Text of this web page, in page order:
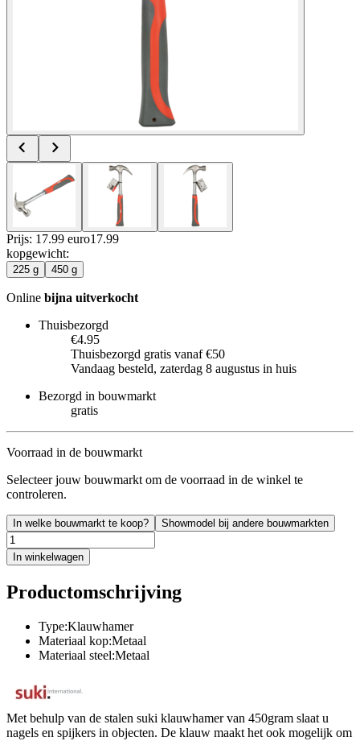
Prijs: 17.99 euro17.99
kopgewicht:
225 g 450 g
Online bijna uitverkocht
Thuisbezorgd
€4.95
Thuisbezorgd gratis vanaf €50
Vandaag besteld, zaterdag 8 augustus in huis
Bezorgd in bouwmarkt
gratis
Voorraad in de bouwmarkt
Selecteer jouw bouwmarkt om de voorraad in de winkel te
controleren.
In welke bouwmarkt te koop? Showmodel bij andere bouwmarkten
In winkelwagen
Productomschrijving
Type:Klauwhamer
Materiaal kop:Metaal
Materiaal steel:Metaal
Met behulp van de stalen suki klauwhamer van 450gram slaat u
nagels en spijkers in objecten. De klauw maakt het ook mogelijk om